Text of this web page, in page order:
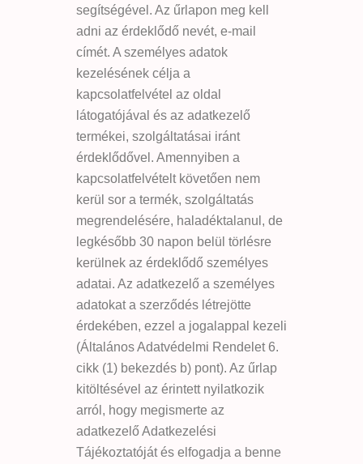
segítségével. Az űrlapon meg kell
adni az érdeklődő nevét, e-mail
címét. A személyes adatok
kezelésének célja a
kapcsolatfelvétel az oldal
látogatójával és az adatkezelő
termékei, szolgáltatásai iránt
érdeklődővel. Amennyiben a
kapcsolatfelvételt követően nem
kerül sor a termék, szolgáltatás
megrendelésére, haladéktalanul, de
legkésőbb 30 napon belül törlésre
kerülnek az érdeklődő személyes
adatai. Az adatkezelő a személyes
adatokat a szerződés létrejötte
érdekében, ezzel a jogalappal kezeli
(Általános Adatvédelmi Rendelet 6.
cikk (1) bekezdés b) pont). Az űrlap
kitöltésével az érintett nyilatkozik
arról, hogy megismerte az
adatkezelő Adatkezelési
Tájékoztatóját és elfogadja a benne